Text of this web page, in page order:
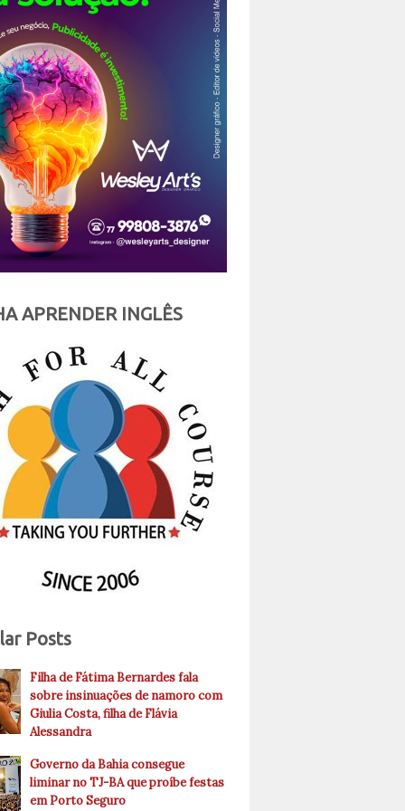
APRENDER INGLÊS
Posts
Filha de Fátima Bernardes fala
sobre insinuações de namoro com
Giulia Costa, filha de Flávia
Alessandra
Governo da Bahia consegue
liminar no TJ-BA que proíbe festas
em Porto Seguro